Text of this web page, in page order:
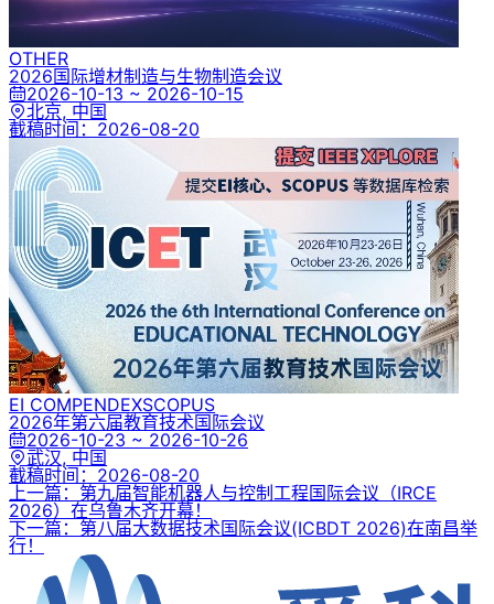
OTHER
2026国际增材制造与生物制造会议
2026-10-13 ~ 2026-10-15
北京, 中国
截稿时间： 2026-08-20
EI COMPENDEXSCOPUS
2026年第六届教育技术国际会议
2026-10-23 ~ 2026-10-26
武汉, 中国
截稿时间： 2026-08-20
上一篇：第九届智能机器人与控制工程国际会议（IRCE
2026）在乌鲁木齐开幕！
下一篇：第八届大数据技术国际会议(ICBDT 2026)在南昌举
行！